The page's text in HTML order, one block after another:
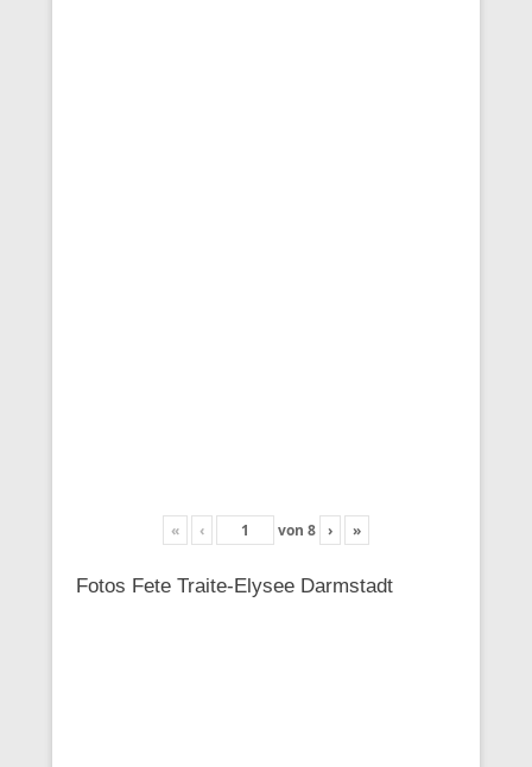
« ‹ von 8 › »
Fotos Fete Traite-Elysee Darmstadt